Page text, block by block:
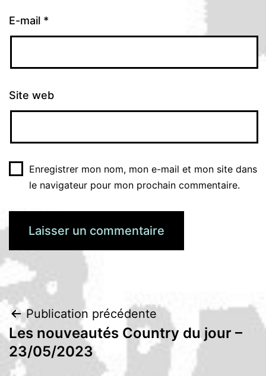
E-mail *
Site web
Enregistrer mon nom, mon e-mail et mon site dans
le navigateur pour mon prochain commentaire.
Navigation
de
Publication précédente
Les nouveautés Country du jour –
23/05/2023